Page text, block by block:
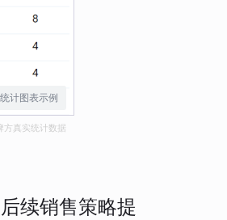
统计图表示例
方真实统计数据
续销售策略提